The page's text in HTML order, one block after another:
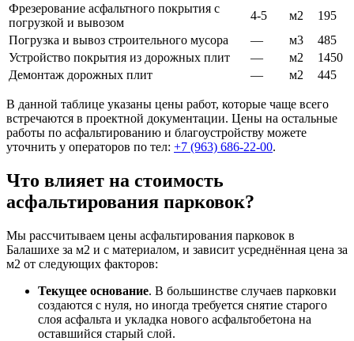
Фрезерование асфальтного покрытия с
погрузкой и вывозом
4-5 м2
195
Погрузка и вывоз строительного мусора
— м3
485
Устройство покрытия из дорожных плит
— м2
1450
Демонтаж дорожных плит
— м2 445
В данной таблице указаны цены работ, которые чаще всего
встречаются в проектной документации. Цены на остальные
работы по асфальтированию и благоустройству можете
уточнить у операторов по тел: +7 (963) 686-22-00.
Что влияет на стоимость
асфальтирования парковок?
Мы рассчитываем цены асфальтирования парковок в
Балашихе за м2 и с материалом, и зависит усреднённая цена за
м2 от следующих факторов:
Текущее основание. В большинстве случаев парковки
создаются с нуля, но иногда требуется снятие старого
слоя асфальта и укладка нового асфальтобетона на
оставшийся старый слой.